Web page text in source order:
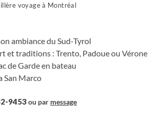
voyage à Montréal
ambiance du Sud-Tyrol
et traditions : Trento, Padoue ou Vérone
de Garde en bateau
San Marco
9453ou par message